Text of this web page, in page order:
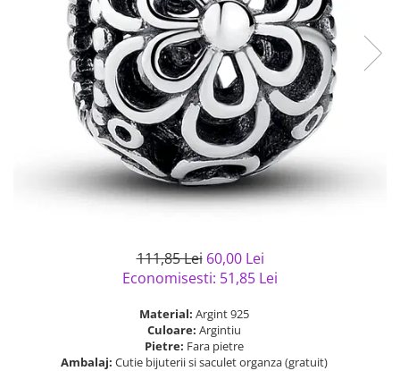
semipretioase
Bijuterii argint placat cu aur
Bijuterii argint cu diverse
Bijuterii argint cu murano
Bijuterii de Lux
Bijuterii gotice si rock
Bijuterii Handmade
Bijuterii fantezie
Casete si cutii de bijuterii
Bijuterii tungsten
Accesorii Piele
111,85 Lei 60,00 Lei
Economisesti: 51,85 Lei
Material: Argint 925
Culoare: Argintiu
Pietre: Fara pietre
Ambalaj: Cutie bijuterii si saculet organza (gratuit)